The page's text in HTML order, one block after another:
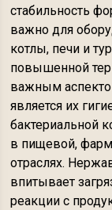
стабильность
важно для
котлы, печи и
повышенной
важным
является их
бактериальной
в пищевой,
отраслях.
впитывает
реакции с